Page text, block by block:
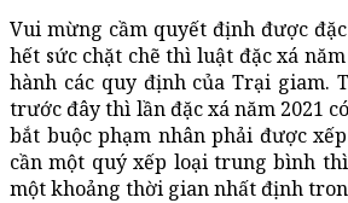
Vui mừng cầm quyết định được
hết sức chặt chẽ thì luật đặc xá
hành các quy định của Trại giam.
trước đây thì lần đặc xá năm 2021
bắt buộc phạm nhân phải được
cần một quý xếp loại trung bình
một khoảng thời gian nhất định